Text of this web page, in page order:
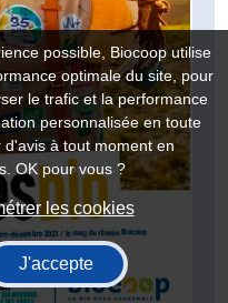
possible, Biocoop utilise
optimale du site, pour
le trafic et la performance
personnalisée en toute
à tout moment en
OK pour vous ?
les cookies
J'accepte